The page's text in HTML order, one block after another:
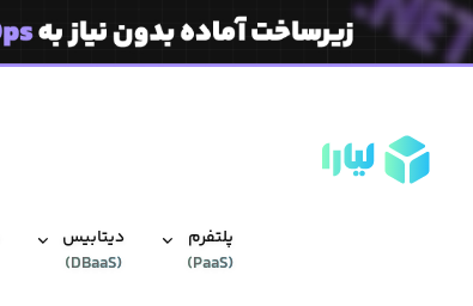
دیتابیس‌
(
DBaaS
)
پلتفرم
(
PaaS
)